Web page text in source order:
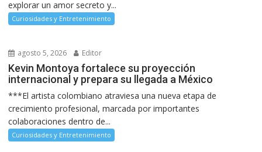
explorar un amor secreto y...
Curiosidades y Entretenimiento
agosto 5, 2026 Editor
Kevin Montoya fortalece su proyección
internacional y prepara su llegada a México
***El artista colombiano atraviesa una nueva etapa de
crecimiento profesional, marcada por importantes
colaboraciones dentro de...
Curiosidades y Entretenimiento